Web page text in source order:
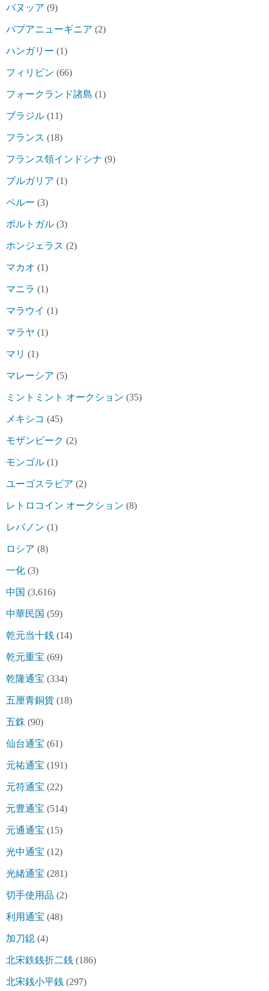
バヌッア (9)
パプアニューギニア (2)
ハンガリー (1)
フィリピン (66)
フォークランド諸島 (1)
ブラジル (11)
フランス (18)
フランス領インドシナ (9)
ブルガリア (1)
ペルー (3)
ポルトガル (3)
ホンジェラス (2)
マカオ (1)
マニラ (1)
マラウイ (1)
マラヤ (1)
マリ (1)
マレーシア (5)
ミントミント オークション (35)
メキシコ (45)
モザンビーク (2)
モンゴル (1)
ユーゴスラビア (2)
レトロコイン オークション (8)
レバノン (1)
ロシア (8)
一化 (3)
中国 (3,616)
中華民国 (59)
乾元当十銭 (14)
乾元重宝 (69)
乾隆通宝 (334)
五厘青銅貨 (18)
五銖 (90)
仙台通宝 (61)
元祐通宝 (191)
元符通宝 (22)
元豊通宝 (514)
元通通宝 (15)
光中通宝 (12)
光緒通宝 (281)
切手使用品 (2)
利用通宝 (48)
加刀鐚 (4)
北宋鉄銭折二銭 (186)
北宋銭小平銭 (297)